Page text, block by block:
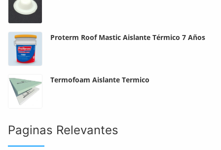
Proterm Roof Mastic Aislante Térmico 7 Años
Termofoam Aislante Termico
Paginas Relevantes